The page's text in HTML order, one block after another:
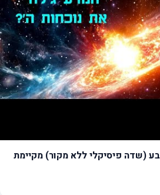
(שדה פיסיקלי ללא מקור) מקיימת